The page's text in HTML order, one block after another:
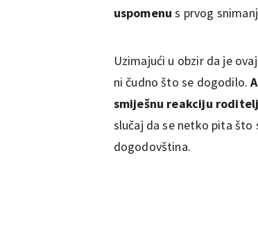
uspomenu s prvog
Uzimajući u obzir da je
ni čudno što se dogodilo.
smiješnu reakciju
slučaj da se netko pita što
dogodovština.